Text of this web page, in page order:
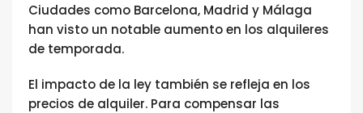
Ciudades como Barcelona, Madrid y Málaga
han visto un notable aumento en los alquileres
de temporada.
El impacto de la ley también se refleja en los
precios de alquiler. Para compensar las